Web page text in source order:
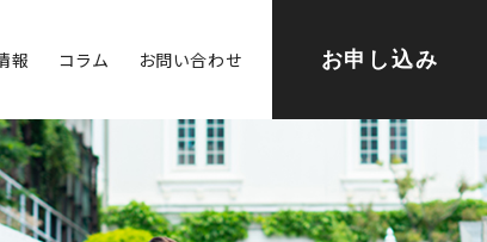
報 コラム お問い合わせ お申し込み